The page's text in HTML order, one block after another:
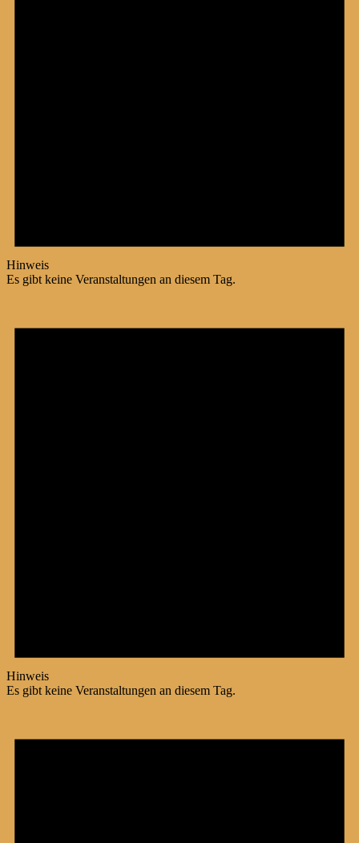
Hinweis
Es gibt keine Veranstaltungen an diesem Tag.
Hinweis
Es gibt keine Veranstaltungen an diesem Tag.